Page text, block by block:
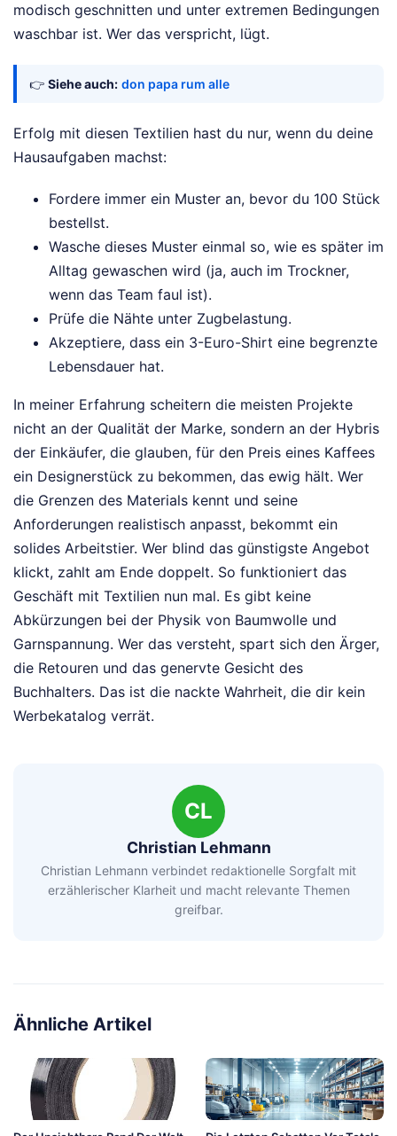
modisch geschnitten und unter extremen Bedingungen
waschbar ist. Wer das verspricht, lügt.
👉 Siehe auch: don papa rum alle
Erfolg mit diesen Textilien hast du nur, wenn du deine
Hausaufgaben machst:
Fordere immer ein Muster an, bevor du 100 Stück
bestellst.
Wasche dieses Muster einmal so, wie es später im
Alltag gewaschen wird (ja, auch im Trockner,
wenn das Team faul ist).
Prüfe die Nähte unter Zugbelastung.
Akzeptiere, dass ein 3-Euro-Shirt eine begrenzte
Lebensdauer hat.
In meiner Erfahrung scheitern die meisten Projekte
nicht an der Qualität der Marke, sondern an der Hybris
der Einkäufer, die glauben, für den Preis eines Kaffees
ein Designerstück zu bekommen, das ewig hält. Wer
die Grenzen des Materials kennt und seine
Anforderungen realistisch anpasst, bekommt ein
solides Arbeitstier. Wer blind das günstigste Angebot
klickt, zahlt am Ende doppelt. So funktioniert das
Geschäft mit Textilien nun mal. Es gibt keine
Abkürzungen bei der Physik von Baumwolle und
Garnspannung. Wer das versteht, spart sich den Ärger,
die Retouren und das genervte Gesicht des
Buchhalters. Das ist die nackte Wahrheit, die dir kein
Werbekatalog verrät.
CL
Christian Lehmann
Christian Lehmann verbindet redaktionelle Sorgfalt mit
erzählerischer Klarheit und macht relevante Themen
greifbar.
Ähnliche Artikel